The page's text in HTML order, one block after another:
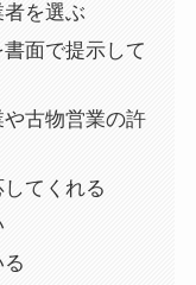
を選ぶ
面で提示して
古物営業の許
てくれる